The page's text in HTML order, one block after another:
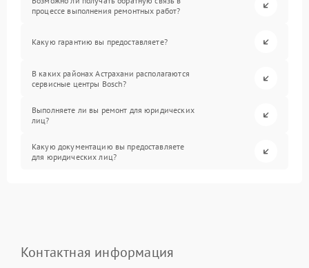
процессе выполнения ремонтных работ?
Какую гарантию вы предоставляете?
В каких районах Астрахани располагаются
сервисные центры Bosch?
Выполняете ли вы ремонт для юридических
лиц?
Какую документацию вы предоставляете
для юридических лиц?
Контактная информация